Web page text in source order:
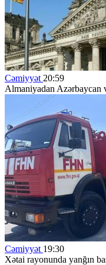
Cəmiyyət 20:59
Almaniyadan Azərbaycan
Cəmiyyət 19:30
Xətai rayonunda yanğın